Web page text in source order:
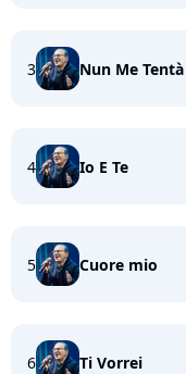
3 Nun Me Tentà
4 Io E Te
5 Cuore mio
6 Ti Vorrei